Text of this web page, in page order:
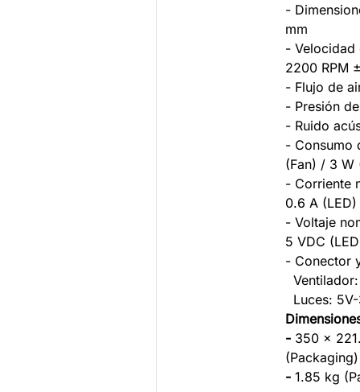
-
mm
-
2200 RPM
- Flujo de
- Presión
- Ruido
- Consumo
(Fan) / 3 W
- Corriente
0.6 A (LED)
- Voltaje
5 VDC
- Conector
Luces:
- 350 x
(Packaging)
-1.85 kg